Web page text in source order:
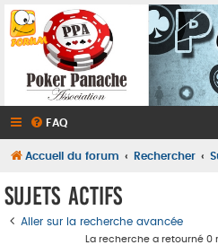
FAQ
Accueil du forum Rechercher
Sujets actifs
Aller sur la recherche avancée
La recherche a retourné 0